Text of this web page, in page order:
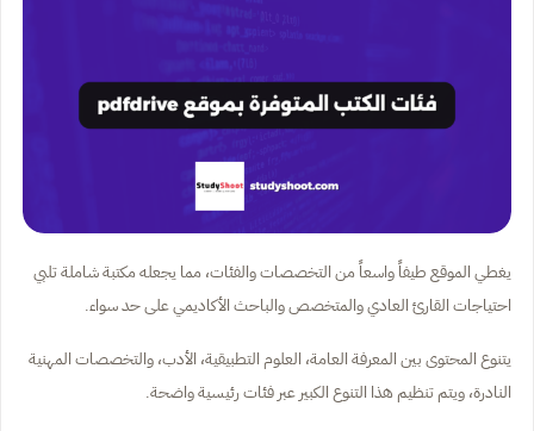
يغطي الموقع طيفاً واسعاً من التخصصات والفئات، مما يجعله مكتبة شاملة تلبي
احتياجات القارئ العادي والمتخصص والباحث الأكاديمي على حد سواء.
يتنوع المحتوى بين المعرفة العامة، العلوم التطبيقية، الأدب، والتخصصات المهنية
النادرة، ويتم تنظيم هذا التنوع الكبير عبر فئات رئيسية واضحة.